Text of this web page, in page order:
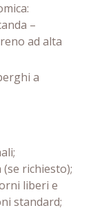
–
ad alta
a
richiesto);
liberi e
standard;